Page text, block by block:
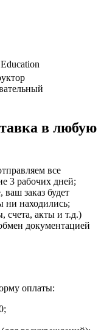
в любую
все
3 рабочих дней;
заказ будет
ни находились;
счета, акты и т.д.)
документацией
оплаты: